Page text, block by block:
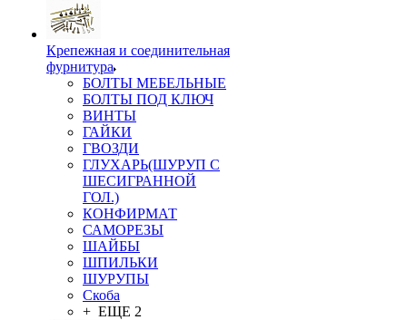
Крепежная и соединительная
фурнитура
БОЛТЫ МЕБЕЛЬНЫЕ
БОЛТЫ ПОД КЛЮЧ
ВИНТЫ
ГАЙКИ
ГВОЗДИ
ГЛУХАРЬ(ШУРУП С
ШЕСИГРАННОЙ
ГОЛ.)
КОНФИРМАТ
САМОРЕЗЫ
ШАЙБЫ
ШПИЛЬКИ
ШУРУПЫ
Скоба
+ ЕЩЕ 2